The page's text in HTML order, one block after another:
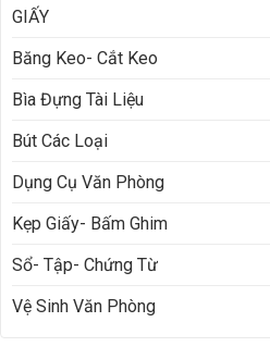
GIẤY
Băng Keo- Cắt Keo
Bìa Đựng Tài Liệu
Bút Các Loại
Dụng Cụ Văn Phòng
Kẹp Giấy- Bấm Ghim
Sổ- Tập- Chứng Từ
Vệ Sinh Văn Phòng